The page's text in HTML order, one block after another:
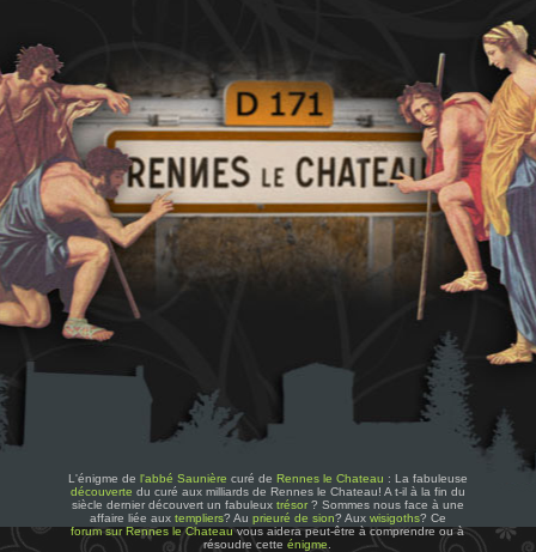
L'énigme de l'abbé Saunière curé de Rennes le Chateau : La fabuleuse
découverte du curé aux milliards de Rennes le Chateau! A t-il à la fin du
siècle dernier découvert un fabuleux trésor? Sommes nous face à une
affaire liée aux templiers? Au prieuré de sion? Aux wisigoths? Ce
forum sur Rennes le Chateauvous aidera peut-être à comprendre ou à
résoudre cetteénigme